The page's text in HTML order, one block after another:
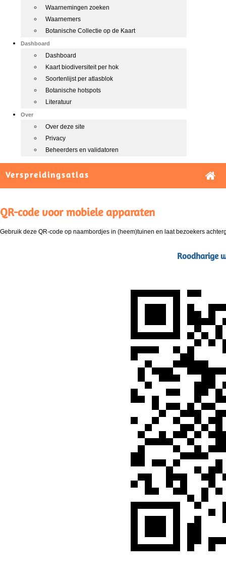
Waarnemingen zoeken
Waarnemers
Botanische Collectie op de Kaart
Dashboard
Dashboard
Kaart biodiversiteit per hok
Soortenlijst per atlasblok
Botanische hotspots
Literatuur
Over
Over deze site
Privacy
Beheerders en validatoren
Verspreidingsatlas
QR-code voor mobiele apparaten
Gebruik deze QR-code op naambordjes in (heem)tuinen en laat bezoekers
Roodharige